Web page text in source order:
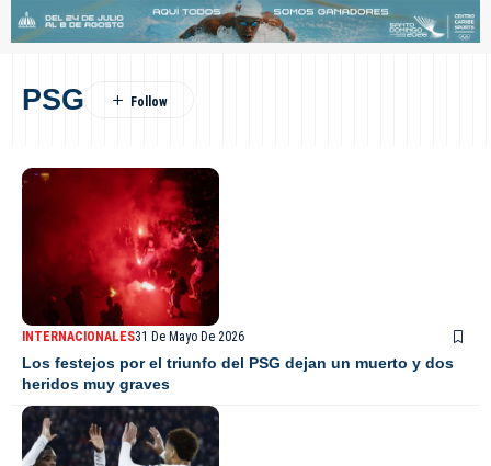
PSG
INTERNACIONALES31 De Mayo De 2026
Los festejos por el triunfo del PSG dejan un muerto y dos
heridos muy graves